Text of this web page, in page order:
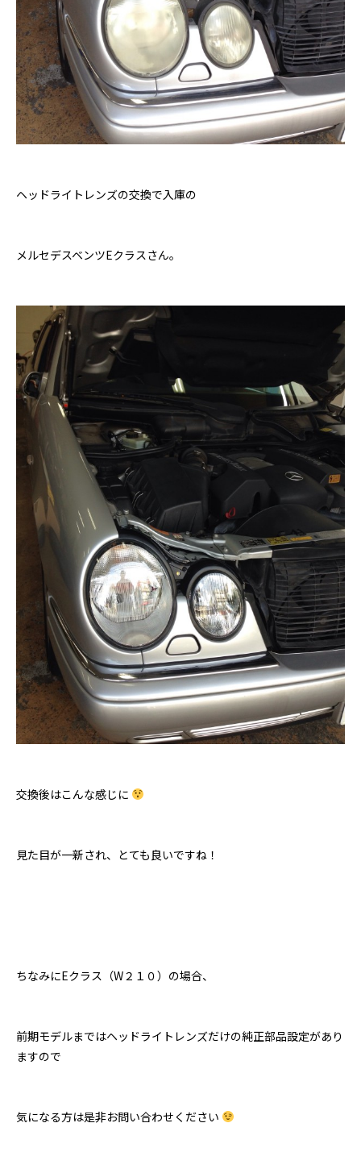
ヘッドライトレンズの交換で入庫の
メルセデスベンツEクラスさん。
交換後はこんな感じに
見た目が一新され、とても良いですね！
ちなみにEクラス（W２１０）の場合、
前期モデルまではヘッドライトレンズだけの純正部品設定があり
ますので
気になる方は是非お問い合わせください